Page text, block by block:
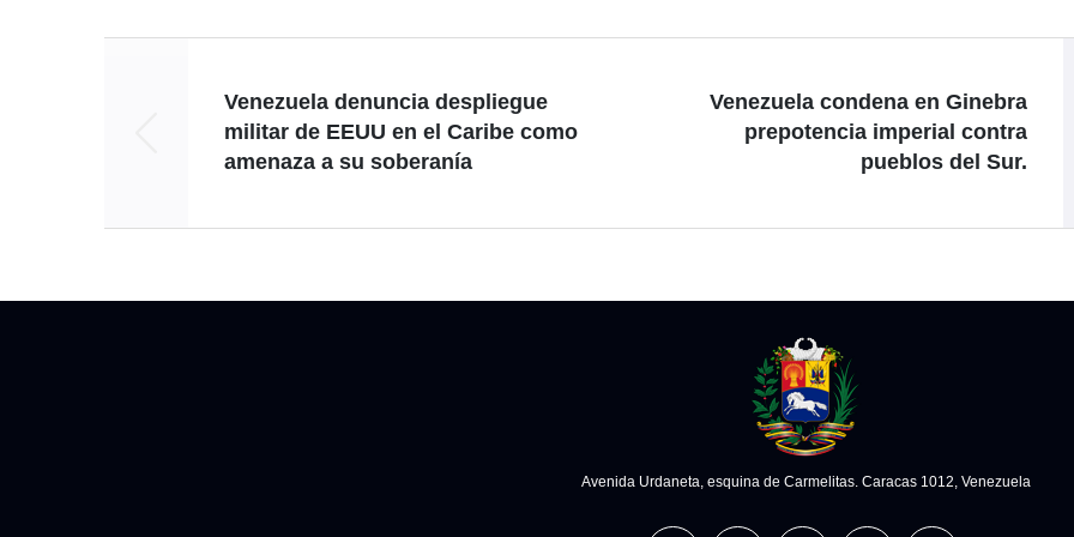
Venezuela denuncia despliegue
militar de EEUU en el Caribe como
amenaza a su soberanía
Venezuela condena en Ginebra
prepotencia imperial contra
pueblos del Sur.
Avenida Urdaneta, esquina de Carmelitas. Caracas 1012, Venezuela